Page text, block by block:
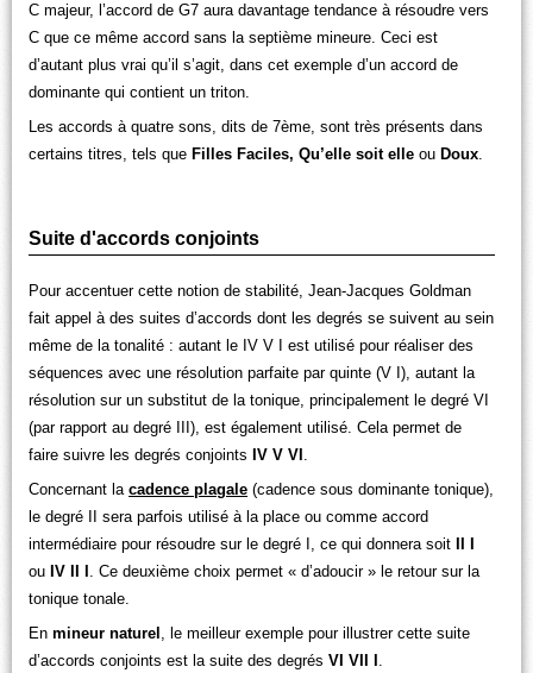
C majeur, l’accord de G7 aura davantage tendance à résoudre vers
C que ce même accord sans la septième mineure. Ceci est
d’autant plus vrai qu’il s’agit, dans cet exemple d’un accord de
dominante qui contient un triton.
Les accords à quatre sons, dits de 7ème, sont très présents dans
certains titres, tels que Filles Faciles, Qu’elle soit elle ou Doux.
Suite d'accords conjoints
Pour accentuer cette notion de stabilité, Jean-Jacques Goldman
fait appel à des suites d’accords dont les degrés se suivent au sein
même de la tonalité : autant le IV V I est utilisé pour réaliser des
séquences avec une résolution parfaite par quinte (V I), autant la
résolution sur un substitut de la tonique, principalement le degré VI
(par rapport au degré III), est également utilisé. Cela permet de
faire suivre les degrés conjoints IV V VI .
Concernant lacadence plagale (cadence sous dominante tonique),
le degré II sera parfois utilisé à la place ou comme accord
intermédiaire pour résoudre sur le degré I, ce qui donnera soit
ou IV II I . Ce deuxième choix permet « d’adoucir » le retour sur la
tonique tonale.
Enmineur naturel , le meilleur exemple pour illustrer cette suite
d’accords conjoints est la suite des degrésVI VII I .